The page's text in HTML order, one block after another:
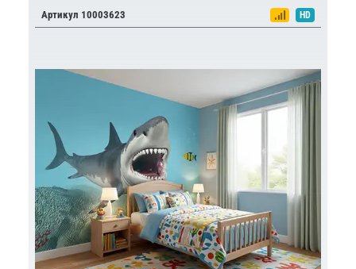
Артикул 10003623 HD